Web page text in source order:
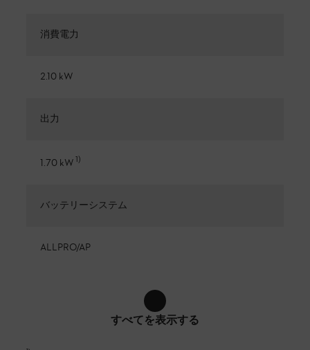
消費電力
2.10 kW
出力
1.70 kW1)
バッテリーシステム
ALLPRO/AP
すべてを表示する